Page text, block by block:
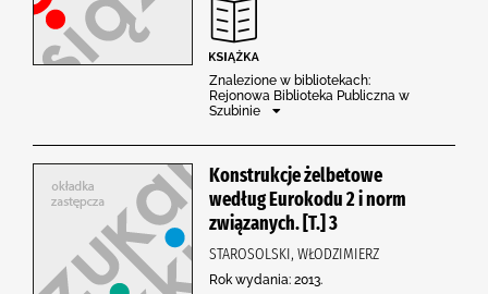
Znalezione w bibliotekach:
Rejonowa Biblioteka Publiczna w
Szubinie
Konstrukcje żelbetowe
według Eurokodu 2 i norm
związanych. [T.] 3
STAROSOLSKI, WŁODZIMIERZ
Rok wydania: 2013.